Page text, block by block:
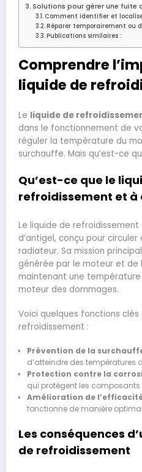
Solutions pour gérer une fuite
Comment identifier et
Réparer temporairement ou
Publications similaires :
Comprendre
liquide de
Le liquide de
dans le fonctionnement de
réguler la température du
surchauffe. Mais qu’est-ce
Qu’est-ce que le
refroidissement et à
Le liquide de
d’antigel, conçu pour
radiateur. Sa mission
générée par le moteur et de
maintenant une
moteur des dommages.
Voici quelques fonctions clés
refroidissement :
Prévention de la
d’atteindre des températures
Protection contre la
qui protègent les composants
Amélioration de
fonctionne de manière
Les conséquences
de refroidissement